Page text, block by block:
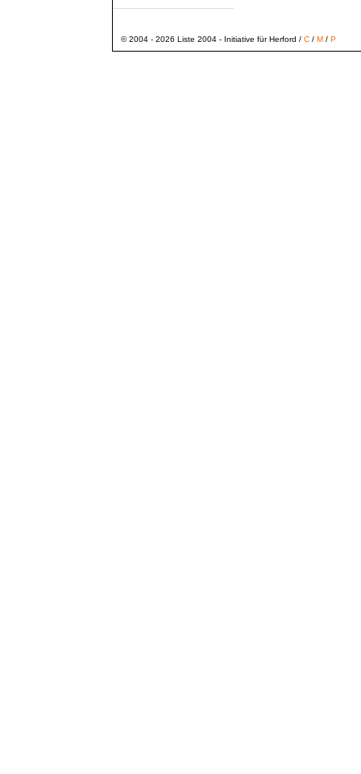
© 2004 - 2026 Liste 2004 - Initiative für Herford / C/ M/ P